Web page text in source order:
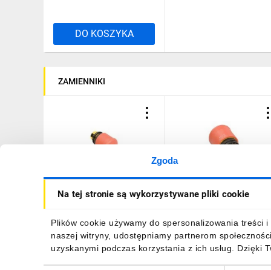
Zgoda
Na tej stronie są wykorzystywane pliki cookie
Plików cookie używamy do spersonalizowania treści
naszej witryny, udostępniamy partnerom
uzyskanymi podczas korzystania z ich usług. Dzięki
DO KOSZYKA
ZAMIENNIKI
Napęd przycisku
bezpieczeństwa czerwony
podświetlenia M22-PV
216876
81,87 złbrutto
Napęd przycisku
bezpieczeństwa czerwony
podświetleniem M22-PVL
216878
113,60 złbrutto